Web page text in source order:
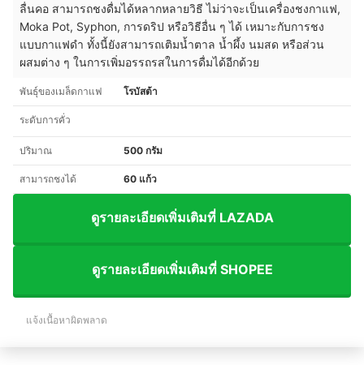
ลื่นคอ สามารถชงดื่มได้หลากหลายวิธี ไม่ว่าจะเป็นเครื่องชงกาแฟ,
Moka Pot, Syphon, การดริป หรือวิธีอื่น ๆ ได้ เหมาะกับการชง
แบบกาแฟดำ ทั้งนี้ยังสามารถเติมน้ำตาล น้ำผึ้ง นมสด หรือส่วน
ผสมต่าง ๆ ในการเพิ่มอรรถรสในการดื่มได้อีกด้วย
พันธุ์ของเมล็ดกาแฟ โรบัสต้า
ระดับการคั่ว
ปริมาณ 500 กรัม
สามารถชงได้ 60 แก้ว
ดูรายละเอียดเพิ่มเติมที่ LAZADA
ดูรายละเอียดเพิ่มเติมที่ SHOPEE
แจ้งเนื้อหาผิดพลาด